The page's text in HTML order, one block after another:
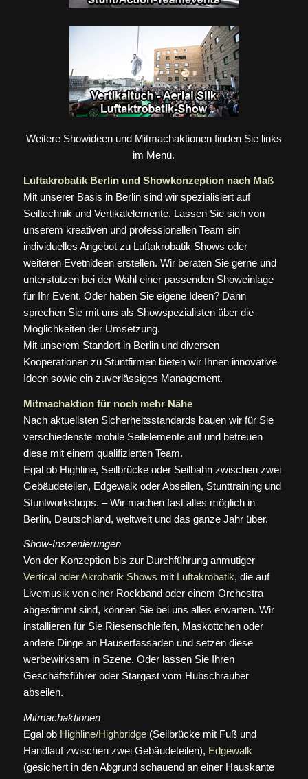
Weitere Showideen und Mitmachaktionen finden Sie links
im Menü.
Luftakrobatik Berlin und Showkonzeption nach Maß
Mit unserer Basis in Berlin sind wir spezialisiert auf
Seiltechnik und Vertikalelemente. Lassen Sie sich von
unserem kreativen und professionellen Team ein
individuelles Angebot zu Luftakrobatik Shows oder
weiteren Evetnideen erstellen. Wir beraten Sie gerne und
unterstützen bei der Wahl einer passenden Showeinlage
für Ihr Event. Oder haben Sie eigene Ideen? Dann
sprechen Sie mit uns als Showspezialisten über die
Möglichkeiten der Umsetzung.
Mit unserem Standort in Berlin und diversen
Kooperationen zu Stuntfirmen bieten wir Ihnen innovative
Ideen sowie ein zuverlässiges Management.
Mitmachaktion für noch mehr Nähe
Nach aktuellsten Sicherheitsstandards bauen wir für Sie
verschiedenste mobile Seilelemente auf und betreuen
diese mit einem qualifizierten Team.
Egal ob Highline, Seilbrücke oder Seilbahn zwischen zwei
Gebäudeteilen, Edgewalk oder Abseilen, Stunttraining und
Stuntworkshops. – Wir machen fast alles möglich in
Berlin, Deutschland, weltweit und das ganze Jahr über.
Show-Inszenierungen
Von der Konzeption bis zur Durchführung anmutiger
Vertical oder Akrobatik Shows mit Luftakrobatik, die auf
Livemusik von einer Rockband oder einem Orchestra
abgestimmt sind, können Sie bei uns alles erwarten. Wir
installieren für Sie Riesenschleifen, Maskottchen oder
andere Dinge an Häuserfassaden und setzen diese
werbewirksam in Szene. Oder lassen Sie Ihren
Geschäftsführer oder Stargast vom Hubschrauber
abseilen.
Mitmachaktionen
Egal ob Highline/Highbridge(Seilbrücke mit Fuß und
Handlauf zwischen zwei Gebäudeteilen), Edgewalk
(gesichert in den Abgrund schauend an einer Hauskante